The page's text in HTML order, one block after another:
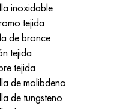
inoxidable
tejida
de bronce
tejida
tejida
de molibdeno
de tungsteno